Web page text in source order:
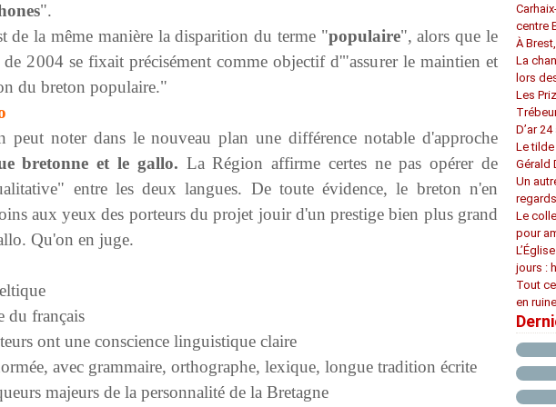
".
de la même manière la disparition du terme "populaire", alors que le
2004 se fixait précisément comme objectif d'"assurer le maintien et
du breton populaire."
peut noter dans le nouveau plan une différence notable d'approche
bretonne et le gallo. La Région affirme certes ne pas opérer de
entre les deux langues. De toute évidence, le breton n'en
aux yeux des porteurs du projet jouir d'un prestige bien plus grand
Qu'on en juge.
du français
ont une conscience linguistique claire
avec grammaire, orthographe, lexique, longue tradition écrite
majeurs de la personnalité de la Bretagne
centre
À
La
lors
Les
D’ar
Le
Gérald
Un
regards
Le
pour
jours :
Tout
en